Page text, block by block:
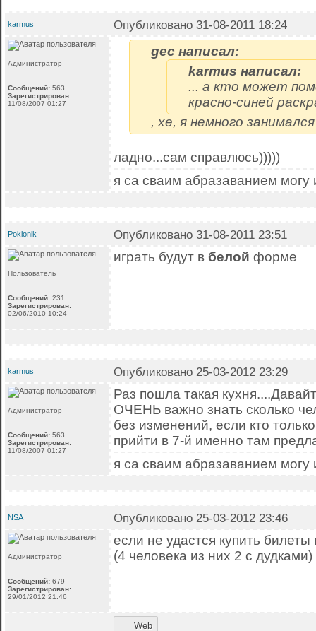
karmus Опубликовано 31-08-2011 18:24
Администратор
Сообщений: 563
Зарегистрирован:
11/08/2007 01:27
gec написал:
karmus написал:
... а кто может
красно-синей
, хе, я немного
ладно...сам справлюсь)))))
я са сваим абразаванием могу
Poklonik Опубликовано 31-08-2011 23:51
Пользователь
Сообщений: 231
Зарегистрирован:
02/06/2010 10:24
играть будут в белой форме
karmus Опубликовано 25-03-2012 23:29
Администратор
Сообщений: 563
Зарегистрирован:
11/08/2007 01:27
Раз пошла такая
ОЧЕНЬ важно знать сколько
без изменений, если кто
прийти в 7-й именно там
я са сваим абразаванием могу
NSA Опубликовано 25-03-2012 23:46
Администратор
Сообщений: 679
Зарегистрирован:
29/01/2012 21:46
если не удастся купить
(4 человека из них 2 с дудками)
Web